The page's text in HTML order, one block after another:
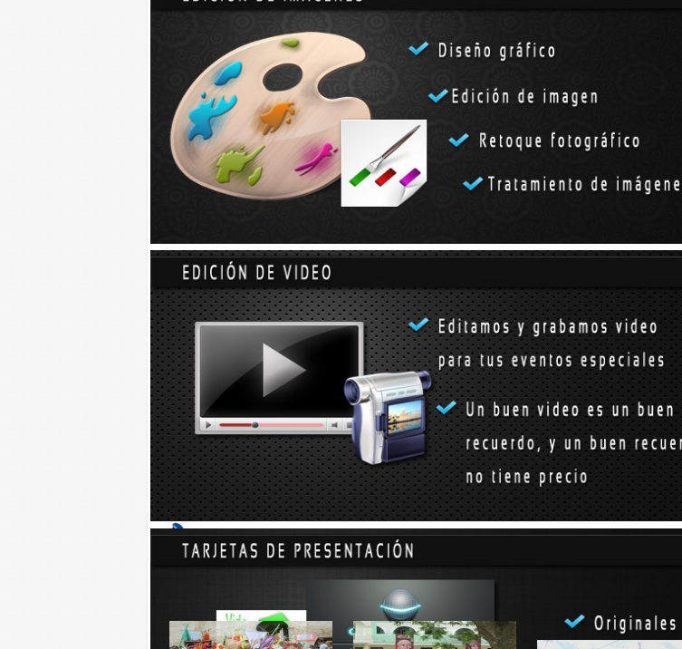
TIZIMÍN.- Alumnos que integran la banda de guerra del Conalep de Tizimín recibieron instrumentos para
La ceremonia de recepción se realizó ayer en la plaza cívica del plantel, en presencia del licenciado
Carrillo Esquivel, director general del Sistema Conalep en el estado de Yucatán.
Cinco tambores e igual número de cornetas recibió la banda, con el objetivo de fortalecer y renovar los
tenían para participar en los diversos actos cívico militares que se llevan al cabo en este municipio.
En el inicio del acto se rindieron honores a la Bandera y maestros y alumnos entonaron el Himno Nacional.
Posteriormente el profesor Manuel Castro leyó a los presentes una semblanza de los Niños Héroes, cuya
defensa del Colegio Militar cumplió ayer un nuevo aniversario, y se reconocieron los 100 años del Ejército
Mexicano.
Finalmente se entregaron los instrumentos a los integrantes de la banda de guerra.- Ermilo Alcalá Dávila
Enlace:http://yucatan.com.mx/yucatan/tizimin/refuerzan-a-la-banda-de-guerra
Talvez le interese...
Romería por los Tres Reyes Esperaban apoyo oficial
Tizimín